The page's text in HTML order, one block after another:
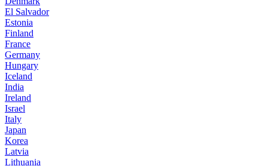
El Salvador
Estonia
Finland
France
Germany
Hungary
Iceland
India
Ireland
Israel
Italy
Japan
Korea
Latvia
Lithuania